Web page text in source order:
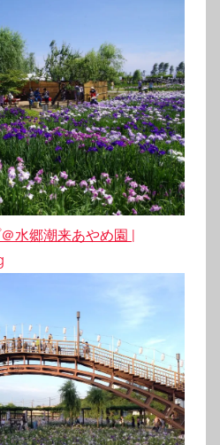
水郷潮来あやめ園 |